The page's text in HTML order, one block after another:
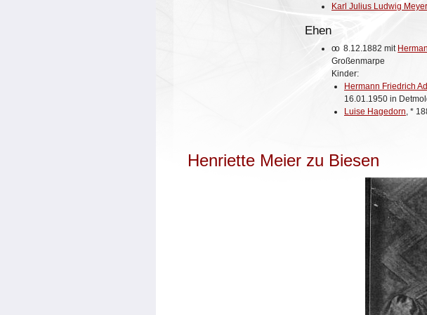
Karl Julius Ludwig
Ehen
oo 8.12.1882 mit
Großenmarpe
Kinder:
Hermann Friedrich
16.01.1950 in
Luise Hagedorn, *
Henriette Meier zu Biesen